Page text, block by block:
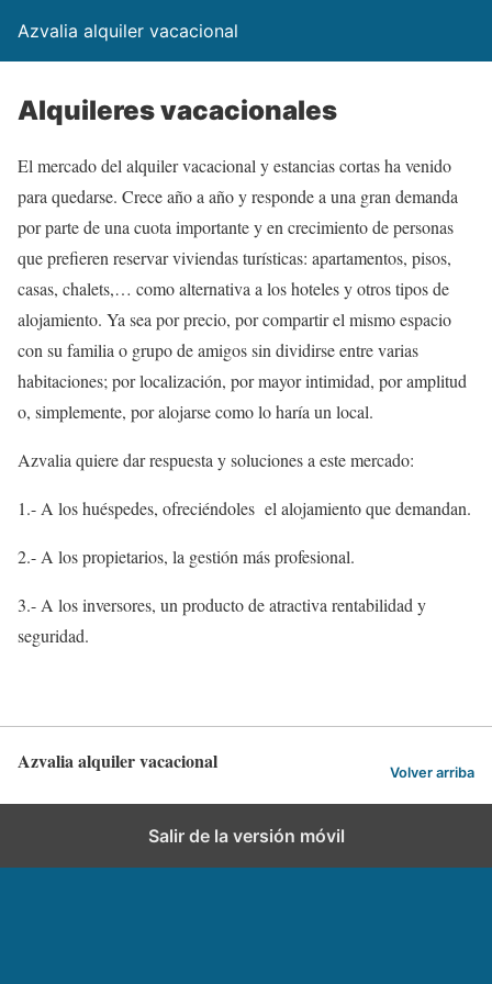
Azvalia alquiler vacacional
Alquileres vacacionales
El mercado del alquiler vacacional y estancias cortas ha venido
para quedarse. Crece año a año y responde a una gran demanda
por parte de una cuota importante y en crecimiento de personas
que prefieren reservar viviendas turísticas: apartamentos, pisos,
casas, chalets,… como alternativa a los hoteles y otros tipos de
alojamiento. Ya sea por precio, por compartir el mismo espacio
con su familia o grupo de amigos sin dividirse entre varias
habitaciones; por localización, por mayor intimidad, por amplitud
o, simplemente, por alojarse como lo haría un local.
Azvalia quiere dar respuesta y soluciones a este mercado:
1.- A los huéspedes, ofreciéndoles el alojamiento que demandan.
2.- A los propietarios, la gestión más profesional.
3.- A los inversores, un producto de atractiva rentabilidad y
seguridad.
Azvalia alquiler vacacional Volver arriba
Salir de la versión móvil